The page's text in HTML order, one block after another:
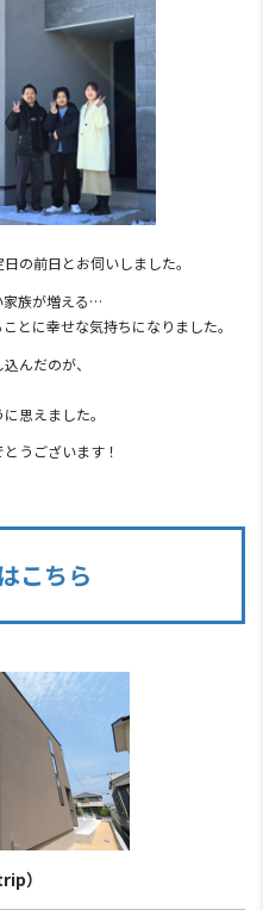
の前日とお伺いしました。
家族が増える…
とに幸せな気持ちになりました。
んだのが、
思えました。
うございます！
こちら
）